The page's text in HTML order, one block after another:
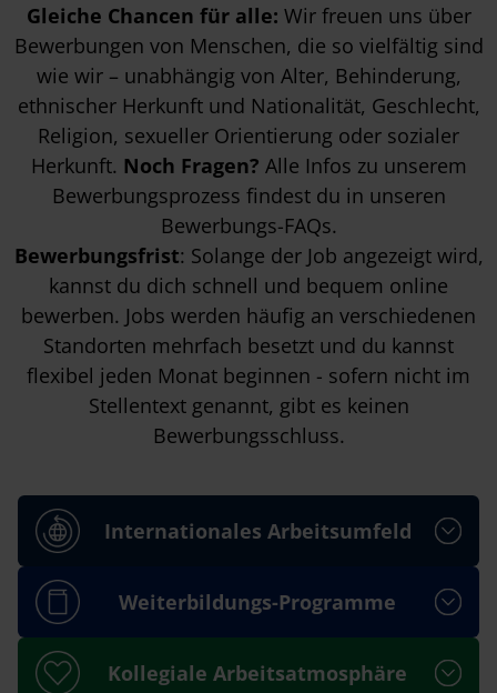
Gleiche Chancen für alle: Wir freuen uns über
Bewerbungen von Menschen, die so vielfältig sind
wie wir – unabhängig von Alter, Behinderung,
ethnischer Herkunft und Nationalität, Geschlecht,
Religion, sexueller Orientierung oder sozialer
Herkunft. Noch Fragen? Alle Infos zu unserem
Bewerbungsprozess findest du in unseren
Bewerbungs-FAQs.
Bewerbungsfrist: Solange der Job angezeigt wird,
kannst du dich schnell und bequem online
bewerben. Jobs werden häufig an verschiedenen
Standorten mehrfach besetzt und du kannst
flexibel jeden Monat beginnen - sofern nicht im
Stellentext genannt, gibt es keinen
Bewerbungsschluss.
Internationales Arbeitsumfeld
Weiterbildungs-Programme
Kollegiale Arbeitsatmosphäre